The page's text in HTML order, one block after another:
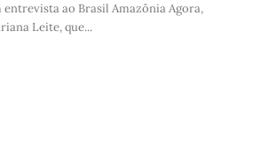
entrevista ao Brasil Amazônia Agora,
Leite, que...